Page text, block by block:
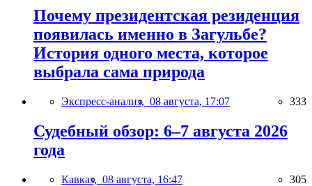
Почему президентская резиденция
появилась именно в Загульбе?
История одного места, которое
выбрала сама природа
Экспресс-анализ, 08 августа, 17:07 333
Судебный обзор: 6–7 августа 2026
года
Кавказ, 08 августа, 16:47 305